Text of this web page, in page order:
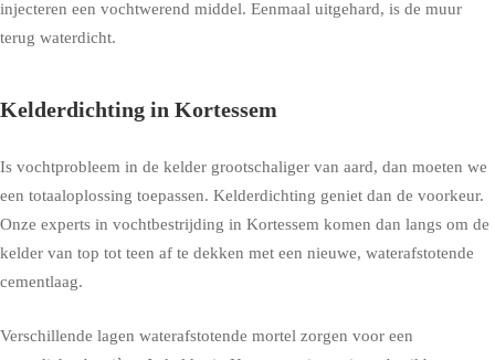
injecteren een vochtwerend middel. Eenmaal uitgehard, is de muur
terug waterdicht.
Kelderdichting in Kortessem
Is vochtprobleem in de kelder grootschaliger van aard, dan moeten we
een totaaloplossing toepassen. Kelderdichting geniet dan de voorkeur.
Onze experts in vochtbestrijding in Kortessem komen dan langs om de
kelder van top tot teen af te dekken met een nieuwe, waterafstotende
cementlaag.
Verschillende lagen waterafstotende mortel zorgen voor een